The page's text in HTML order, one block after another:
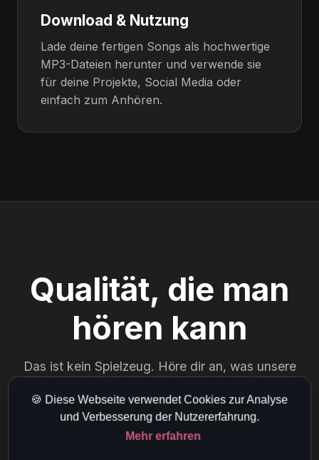
🍪 Diese Webseite verwendet Cookies zur Analyse
und Verbesserung der Nutzererfahrung.
Mehr erfahren
Download & Nutzung
Lade deine fertigen Songs als hochwertige
MP3-Dateien herunter und verwende sie
für deine Projekte, Social Media oder
einfach zum Anhören.
Qualität, die man
hören kann
Das ist kein Spielzeug. Höre dir an, was unsere
KI komponieren kann. Alle Songs wurden direkt
mit djAI erstellt.